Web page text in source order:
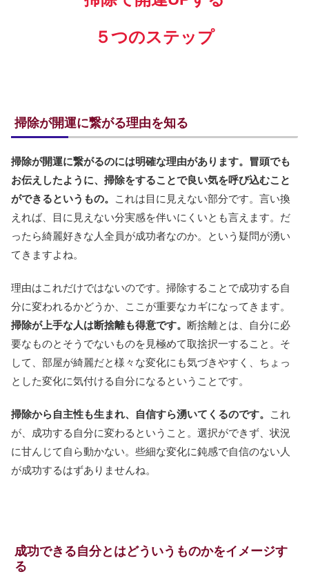
５つのステップ
掃除が開運に繋がる理由を知る
掃除が開運に繋がるのには明確な理由があります。冒頭でも
お伝えしたように、掃除をすることで良い気を呼び込むこと
ができるというもの。
これは目に見えない部分です。言い換
えれば、目に見えない分実感を伴いにくいとも言えます。だ
ったら綺麗好きな人全員が成功者なのか。という疑問が湧い
てきますよね。
理由はこれだけではないのです。掃除することで成功する自
分に変われるかどうか、ここが重要なカギになってきます。
掃除が上手な人は断捨離も得意です。 断捨離とは、自分に必
要なものとそうでないものを見極めて取捨択一すること。そ
して、部屋が綺麗だと様々な変化にも気づきやすく、ちょっ
とした変化に気付ける自分になるということです。
掃除から自主性も生まれ、自信すら湧いてくるのです。
これ
が、成功する自分に変わるということ。選択ができず、状況
に甘んじて自ら動かない。些細な変化に鈍感で自信のない人
が成功するはずありませんね。
成功できる自分とはどういうものかをイメージす
る